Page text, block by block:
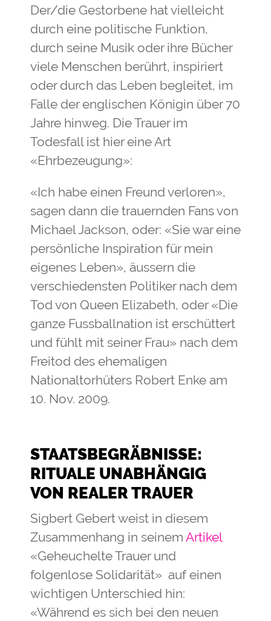
Der/die Gestorbene hat vielleicht
durch eine politische Funktion,
durch seine Musik oder ihre Bücher
viele Menschen berührt, inspiriert
oder durch das Leben begleitet, im
Falle der englischen Königin über 70
Jahre hinweg. Die Trauer im
Todesfall ist hier eine Art
«Ehrbezeugung»:
«Ich habe einen Freund verloren»,
sagen dann die trauernden Fans von
Michael Jackson, oder: «Sie war eine
persönliche Inspiration für mein
eigenes Leben», äussern die
verschiedensten Politiker nach dem
Tod von Queen Elizabeth, oder «Die
ganze Fussballnation ist erschüttert
und fühlt mit seiner Frau» nach dem
Freitod des ehemaligen
Nationaltorhüters Robert Enke am
10. Nov. 2009.
STAATSBEGRÄBNISSE:
RITUALE UNABHÄNGIG
VON REALER TRAUER
Sigbert Gebert weist in diesem
Zusammenhang in seinem Artikel
«Geheuchelte Trauer und
folgenlose Solidarität» auf einen
wichtigen Unterschied hin:
«Während es sich bei den neuen